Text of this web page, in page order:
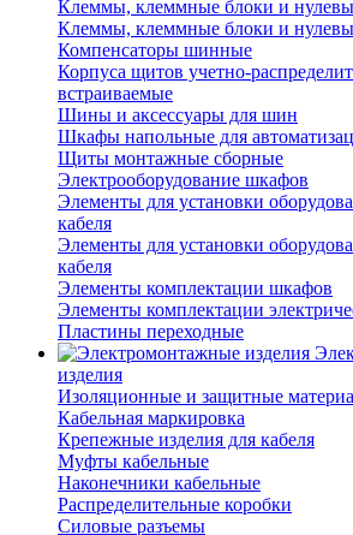
Клеммы, клеммные блоки и
Клеммы, клеммные блоки и
Компенсаторы шинные
Корпуса щитов учетно-
встраиваемые
Шины и аксессуары для шин
Шкафы напольные для
Щиты монтажные сборные
Электрооборудование шкафов
Элементы для установки
кабеля
Элементы для установки
кабеля
Элементы комплектации шкафов
Элементы комплектации
Пластины переходные
изделия
Изоляционные и защитные
Кабельная маркировка
Крепежные изделия для кабеля
Муфты кабельные
Наконечники кабельные
Распределительные коробки
Силовые разъемы